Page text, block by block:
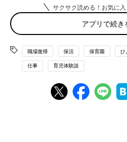
サクサク読める！お気に
アプリで続き
職場復帰 保活 保育園 ひ
仕事 育児体験談